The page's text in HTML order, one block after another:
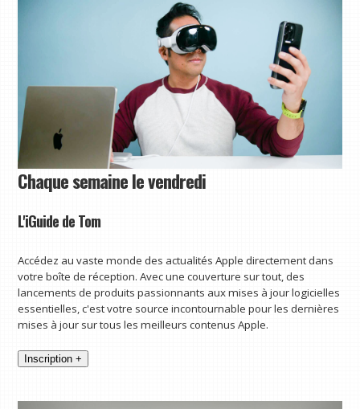
Chaque semaine le vendredi
L'iGuide de Tom
Accédez au vaste monde des actualités Apple directement dans
votre boîte de réception. Avec une couverture sur tout, des
lancements de produits passionnants aux mises à jour logicielles
essentielles, c'est votre source incontournable pour les dernières
mises à jour sur tous les meilleurs contenus Apple.
Inscription +